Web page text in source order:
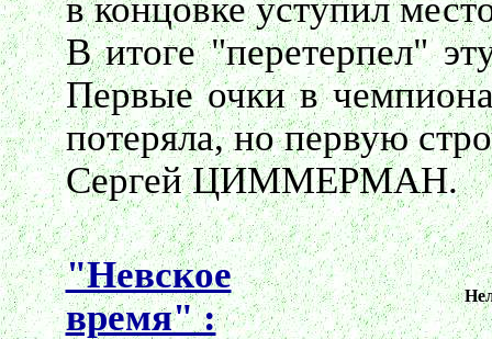
в концовке уступил
В итоге "перетерпел"
Первые очки в
потеряла, но первую
Сергей ЦИММЕРМАН.
"Невское
время" :